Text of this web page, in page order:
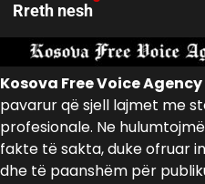
Rreth nesh
Kosova Free Voice Agency
pavarur që sjell lajmet me
profesionale. Ne
fakte të sakta, duke ofruar
dhe të paanshëm për